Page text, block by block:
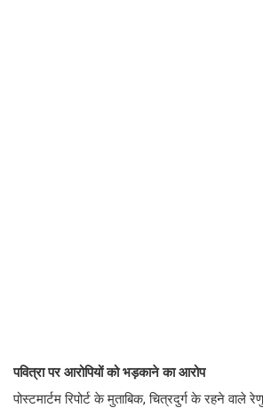
पवित्रा पर आरोपियों को भड़काने का आरोप
पोस्टमार्टम रिपोर्ट के मुताबिक, चित्रदुर्ग के रहने वाले